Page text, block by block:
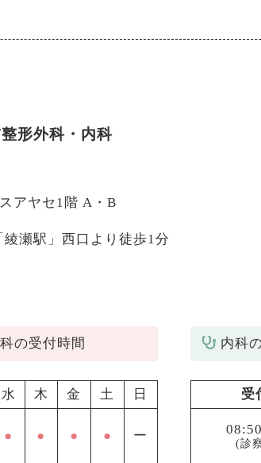
形外科・内科
アヤセ1階 A・B
瀬駅」西口より徒歩1分
の受付時間
水 木 金 土 日
● ● ● ● ー
内科
受
08:50
(診